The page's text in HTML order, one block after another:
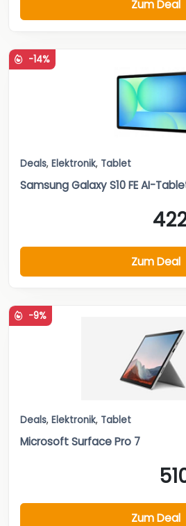
Zum Deal
-14%
Deals, Elektronik, Tablet
Samsung Galaxy S10 FE AI-
Zum Deal
-9%
Deals, Elektronik, Tablet
Microsoft Surface Pro 7
Zum Deal